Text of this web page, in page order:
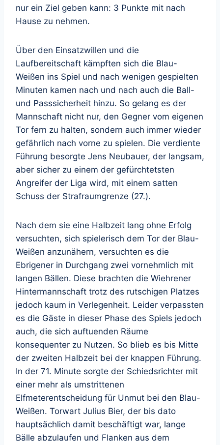
nur ein Ziel geben kann: 3 Punkte mit nach
Hause zu nehmen.
Über den Einsatzwillen und die
Laufbereitschaft kämpften sich die Blau-
Weißen ins Spiel und nach wenigen gespielten
Minuten kamen nach und nach auch die Ball-
und Passsicherheit hinzu. So gelang es der
Mannschaft nicht nur, den Gegner vom eigenen
Tor fern zu halten, sondern auch immer wieder
gefährlich nach vorne zu spielen. Die verdiente
Führung besorgte Jens Neubauer, der langsam,
aber sicher zu einem der gefürchtetsten
Angreifer der Liga wird, mit einem satten
Schuss der Strafraumgrenze (27.).
Nach dem sie eine Halbzeit lang ohne Erfolg
versuchten, sich spielerisch dem Tor der Blau-
Weißen anzunähern, versuchten es die
Ebrigener in Durchgang zwei vornehmlich mit
langen Bällen. Diese brachten die Wiehrener
Hintermannschaft trotz des rutschigen Platzes
jedoch kaum in Verlegenheit. Leider verpassten
es die Gäste in dieser Phase des Spiels jedoch
auch, die sich auftuenden Räume
konsequenter zu Nutzen. So blieb es bis Mitte
der zweiten Halbzeit bei der knappen Führung.
In der 71. Minute sorgte der Schiedsrichter mit
einer mehr als umstrittenen
Elfmeterentscheidung für Unmut bei den Blau-
Weißen. Torwart Julius Bier, der bis dato
hauptsächlich damit beschäftigt war, lange
Bälle abzulaufen und Flanken aus dem